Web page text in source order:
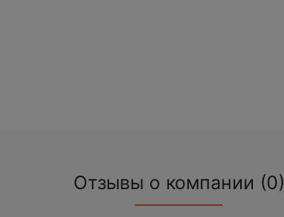
Отзывы о компании (0)